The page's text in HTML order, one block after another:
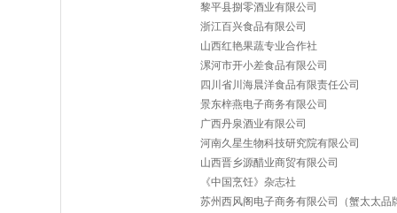
黎平县捌零酒业有限公司
浙江百兴食品有限公司
山西红艳果蔬专业合作社
漯河市开小差食品有限公司
四川省川海晨洋食品有限责任公司
景东梓燕电子商务有限公司
广西丹泉酒业有限公司
河南久星生物科技研究院有限公司
山西晋乡源醋业商贸有限公司
《中国烹饪》杂志社
苏州西风阁电子商务有限公司（蟹太太品